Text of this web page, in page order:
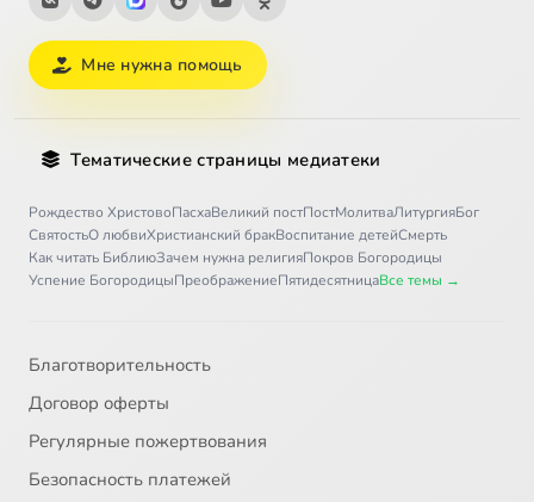
Мне нужна помощь
Тематические страницы медиатеки
Рождество ХристовоПасхаВеликий постПостМолитваЛитургияБог
СвятостьО любвиХристианский бракВоспитание детейСмерть
Как читать БиблиюЗачем нужна религияПокров Богородицы
Успение БогородицыПреображениеПятидесятницаВсе темы →
Благотворительность
Договор оферты
Регулярные пожертвования
Безопасность платежей